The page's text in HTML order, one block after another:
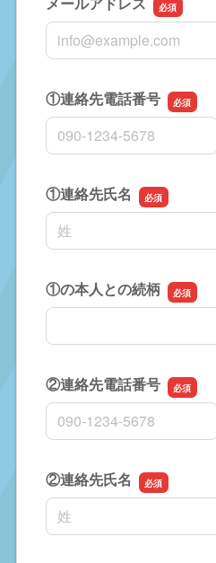
メールアドレス
①連絡先電話番号
①連絡先電話番号
①連絡先氏名
名前の姓
①の本人との続柄
①の本人との続柄
②連絡先電話番号
②連絡先電話番号
②連絡先氏名
名前の姓